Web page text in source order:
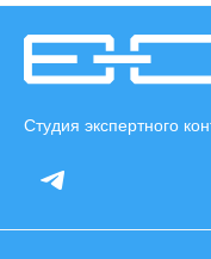
Студия экспертного